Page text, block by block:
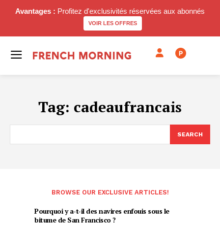
Avantages : Profitez d'exclusivités réservées aux abonnés
VOIR LES OFFRES
P
Tag: cadeaufrancais
SEARCH
BROWSE OUR EXCLUSIVE ARTICLES!
Pourquoi y a-t-il des navires enfouis sous le
bitume de San Francisco ?